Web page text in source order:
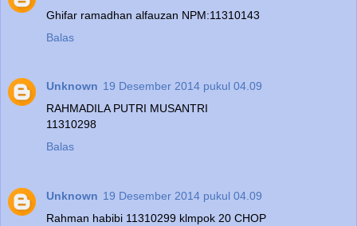
Ghifar ramadhan alfauzan NPM:11310143
Balas
Unknown 19 Desember 2014 pukul 04.09
RAHMADILA PUTRI MUSANTRI
11310298
Balas
Unknown 19 Desember 2014 pukul 04.09
Rahman habibi 11310299 klmpok 20 CHOP